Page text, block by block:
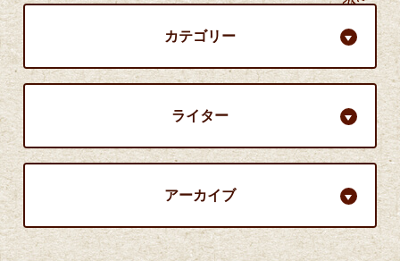
カテゴリー
ライター
アーカイブ